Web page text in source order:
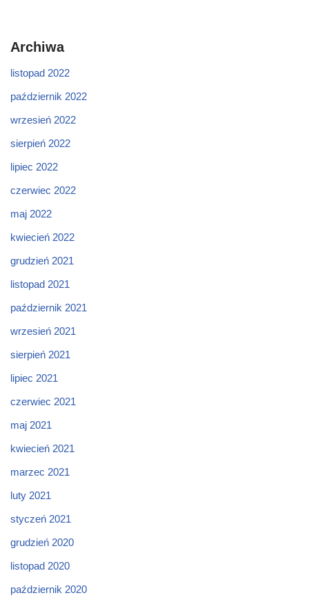
Archiwa
listopad 2022
październik 2022
wrzesień 2022
sierpień 2022
lipiec 2022
czerwiec 2022
maj 2022
kwiecień 2022
grudzień 2021
listopad 2021
październik 2021
wrzesień 2021
sierpień 2021
lipiec 2021
czerwiec 2021
maj 2021
kwiecień 2021
marzec 2021
luty 2021
styczeń 2021
grudzień 2020
listopad 2020
październik 2020